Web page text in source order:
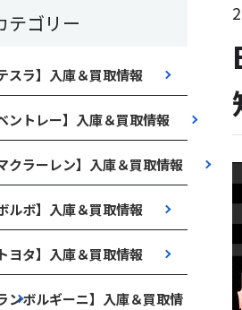
テゴリー
テスラ】入庫＆買取情報
ベントレー】入庫＆買取情報
マクラーレン】入庫＆買取情報
ボルボ】入庫＆買取情報
トヨタ】入庫＆買取情報
ランボルギーニ】入庫＆買取情